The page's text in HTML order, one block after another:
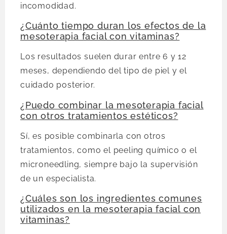
incomodidad.
¿Cuánto tiempo duran los efectos de la
mesoterapia facial con vitaminas?
Los resultados suelen durar entre 6 y 12
meses, dependiendo del tipo de piel y el
cuidado posterior.
¿Puedo combinar la mesoterapia facial
con otros tratamientos estéticos?
Sí, es posible combinarla con otros
tratamientos, como el peeling químico o el
microneedling, siempre bajo la supervisión
de un especialista.
¿Cuáles son los ingredientes comunes
utilizados en la mesoterapia facial con
vitaminas?